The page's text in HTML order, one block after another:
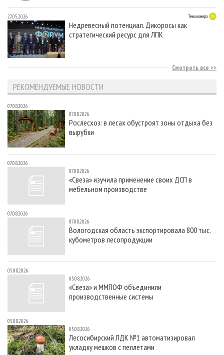
27.05.2026 Тема номера
Недревесный потенциал. Дикоросы как
стратегический ресурс для ЛПК
Смотреть все
РЕКОМЕНДУЕМЫЕ НОВОСТИ
07.08.2026
07.08.2026
Рослесхоз: в лесах обустроят зоны отдыха без
вырубки
07.08.2026
07.08.2026
«Свеза» изучила применение своих ДСП в
мебельном производстве
07.08.2026
07.08.2026
Вологодская область экспортировала 800 тыс.
кубометров лесопродукции
05.08.2026
05.08.2026
«Свеза» и ММПОФ объединили
производственные системы
05.08.2026
05.08.2026
Лесосибирский ЛДК №1 автоматизировал
укладку мешков с пеллетами